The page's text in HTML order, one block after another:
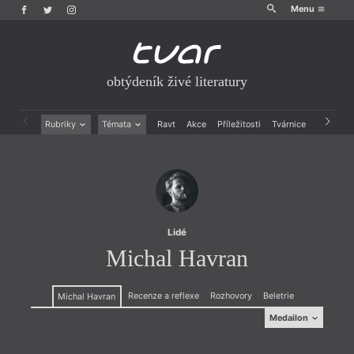
Menu
obtýdeník živé literatury
Rubriky Témata Ravt Akce Příležitosti Tvárnice Archiv
Lidé
Michal Havran
Michal Havran Recenze a reflexe Rozhovory Beletrie
Medailon